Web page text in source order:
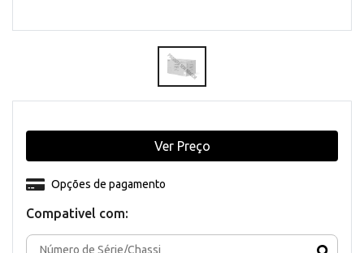
Compativel com:
Opções de pagamento
Ver Preço